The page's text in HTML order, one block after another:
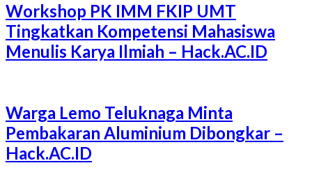
Workshop PK IMM FKIP UMT
Tingkatkan Kompetensi Mahasiswa
Menulis Karya Ilmiah – Hack.AC.ID
Warga Lemo Teluknaga Minta
Pembakaran Aluminium Dibongkar –
Hack.AC.ID